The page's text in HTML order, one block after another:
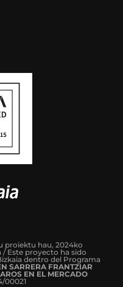
proiektu hau, 2024ko
Este proyecto ha sido
dentro del Programa
SARRERA FRANTZIAR
EN EL MERCADO
00021